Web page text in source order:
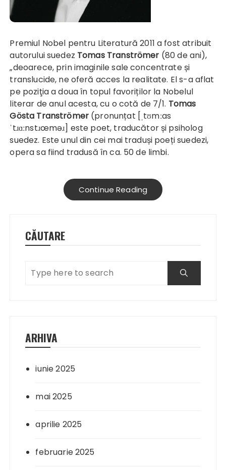
Premiul Nobel pentru Literatură 2011 a fost atribuit
autorului suedez Tomas Tranströmer (80 de ani),
„deoarece, prin imaginile sale concentrate și
translucide, ne oferă acces la realitate. El s-a aflat
pe poziţia a doua în topul favoriților la Nobelul
literar de anul acesta, cu o cotă de 7/1. Tomas
Gösta Tranströmer (pronunțat [ˌtʊmːas
ˈtɹɑːnstɹœməɹ] este poet, traducător și psiholog
suedez. Este unul din cei mai traduși poeți suedezi,
opera sa fiind tradusă în ca. 50 de limbi.
Continue Reading
CĂUTARE
ARHIVA
iunie 2025
mai 2025
aprilie 2025
februarie 2025